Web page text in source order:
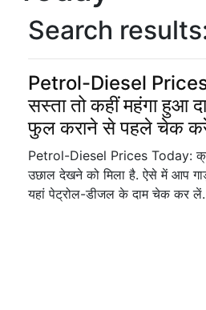
Search
Petrol-Diesel
सस्ता तो कहीं महंगा हुआ
फुल कराने से पहले चेक
Petrol-Diesel Prices Today:
उछाल देखने को मिला है. ऐसे में आप
यहां पेट्रोल-डीजल के दाम चेक कर लें.